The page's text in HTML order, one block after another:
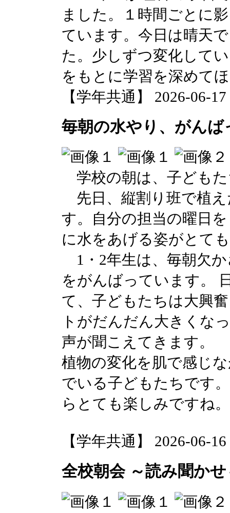
ました。１時間ごとに
ています。今日は晴天
た。少しずつ変化して
をもとに学習を深めて
【学年共通】 2026-06-
毎朝の水やり、がんば
学校の朝は、子ども
先日、縦割り班で植
す。自分の担当の曜日
に水をあげる姿がとて
1・2年生は、毎朝欠
をがんばっています。
て、子どもたちは大興
トがだんだん大きくな
声が聞こえてきます。
植物の変化を肌で感じ
でいる子どもたちです
らとても楽しみですね。
【学年共通】 2026-06-
全校朝会 ～読み聞かせ